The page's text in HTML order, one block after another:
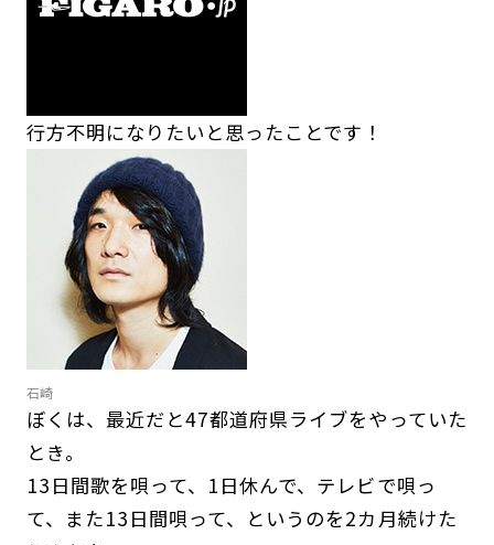
行方不明になりたいと思ったことです！
石崎
ぼくは、最近だと47都道府県ライブをやっていた
とき。
13日間歌を唄って、1日休んで、テレビで唄っ
て、また13日間唄って、というのを2カ月続けた